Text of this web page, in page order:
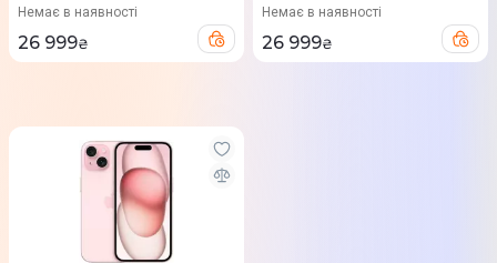
Немає в наявності
26 999₴
Немає в наявності
26 999₴